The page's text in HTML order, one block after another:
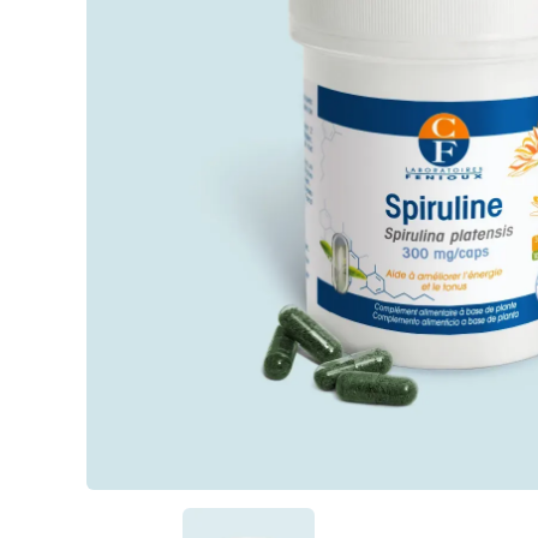
DOPA Concept
SafraZen®
Trypto B6
Magnésium
Griffonia
Hericium
Magnésium